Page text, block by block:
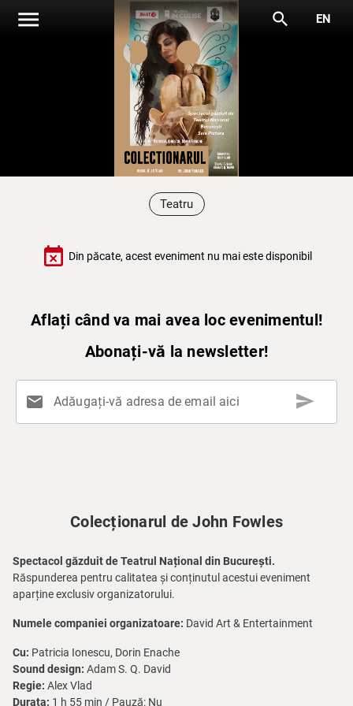
menu search EN
Teatru
event_busy Din păcate, acest eveniment nu mai este disponibil
Aflați când va mai avea loc evenimentul!
Abonați-vă la newsletter!
mail Adăugați-vă adresa de email aici send
Colecționarul de John Fowles
Spectacol găzduit de Teatrul Național din București.
Răspunderea pentru calitatea și conținutul acestui eveniment
aparține exclusiv organizatorului.
Numele companiei organizatoare: David Art & Entertainment
Cu: Patricia Ionescu, Dorin Enache
Sound design: Adam S. Q. David
Regie: Alex Vlad
Durata: 1 h 55 min / Pauză: Nu